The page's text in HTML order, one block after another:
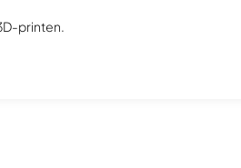
printen.